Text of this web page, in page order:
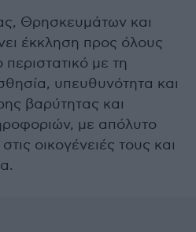
Θρησκευμάτων και
έκκληση προς όλους
περιστατικό με τη
υπευθυνότητα και
βαρύτητας και
με απόλυτο
οικογένειές τους και